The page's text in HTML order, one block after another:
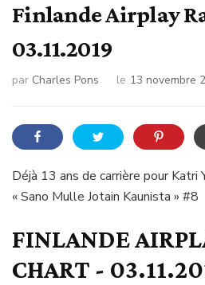
Finlande Airplay
03.11.2019
par Charles Pons le 13 novembre
Déjà 13 ans de carrière pour Katri
« Sano Mulle Jotain Kaunista » #8
FINLANDE
CHART -